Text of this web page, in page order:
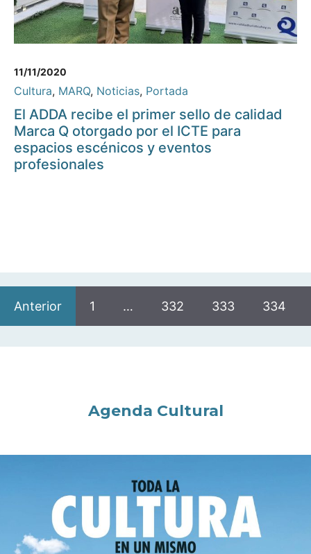
11/11/2020
Cultura, MARQ, Noticias, Portada
El ADDA recibe el primer sello de calidad
Marca Q otorgado por el ICTE para
espacios escénicos y eventos
profesionales
Anterior 1 … 332 333 334
Agenda Cultural